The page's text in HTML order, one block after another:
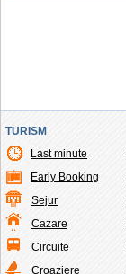
TURISM
Last minute
Early Booking
Sejur
Cazare
Circuite
Croaziere